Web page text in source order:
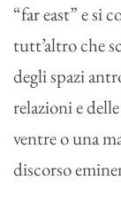
“far east” e si
tutt’altro che
degli spazi
relazioni e
ventre o una
discorso